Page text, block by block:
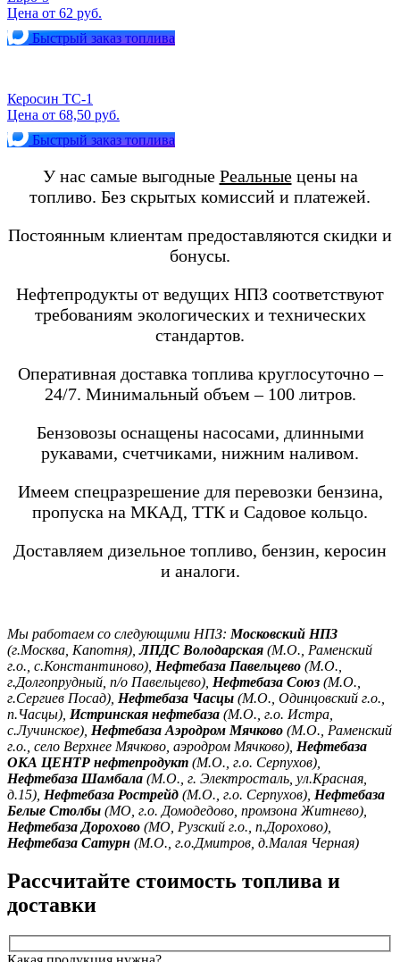
Цена от 62 руб.
Быстрый заказ топлива
Керосин ТС-1
Цена от 68,50 руб.
Быстрый заказ топлива
У нас самые выгодные Реальныецены на
топливо. Без скрытых комиссий и платежей.
Постоянным клиентам предоставляются скидки и
бонусы.
Нефтепродукты от ведущих НПЗ соответствуют
требованиям экологических и технических
стандартов.
Оперативная доставка топлива круглосуточно –
24/7. Минимальный объем – 100 литров.
Бензовозы оснащены насосами, длинными
рукавами, счетчиками, нижним наливом.
Имеем спецразрешение для перевозки бензина,
пропуска на МКАД, ТТК и Садовое кольцо.
Доставляем дизельное топливо, бензин, керосин
и аналоги.
Мы работаем со следующими НПЗ: Московский НПЗ
(г.Москва, Капотня),ЛПДС Володарская (М.О., Раменский
г.о., с.Константиново), Нефтебаза Павельцево (М.О.,
г.Долгопрудный, п/о Павельцево), Нефтебаза Союз (М.О.,
г.Сергиев Посад), Нефтебаза Часцы (М.О., Одинцовский г.о.,
п.Часцы), Истринская нефтебаза (М.О., г.о. Истра,
с.Лучинское), Нефтебаза Аэродром Мячково (М.О., Раменский
г.о., село Верхнее Мячково, аэродром Мячково), Нефтебаза
ОКА ЦЕНТР нефтепродукт (М.О., г.о. Серпухов),
Нефтебаза Шамбала (М.О., г. Электросталь, ул.Красная,
д.15), Нефтебаза Рострейд (М.О., г.о. Серпухов), Нефтебаза
Белые Столбы (МО, г.о. Домодедово, промзона Житнево),
Нефтебаза Дорохово (МО, Рузский г.о., п.Дорохово),
Нефтебаза Сатурн (М.О., г.о.Дмитров, д.Малая Черная)
Рассчитайте стоимость топлива и
доставки